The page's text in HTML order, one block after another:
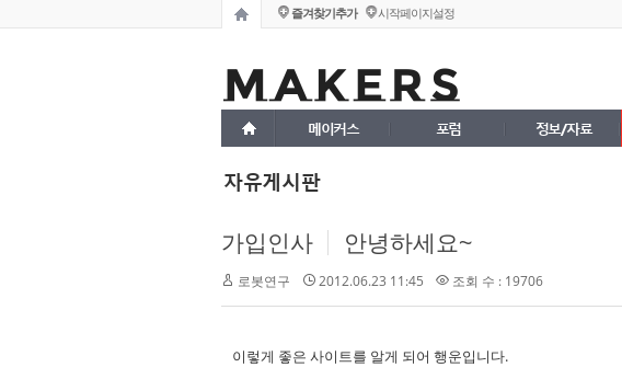
즐겨찾기추가 시작페이지설정
메이커스 포럼 정보/자료
자유게시판
가입인사 안녕하세요~
로봇연구 2012.06.23 11:45 조회 수 : 19706
이렇게 좋은 사이트를 알게 되어 행운입니다.